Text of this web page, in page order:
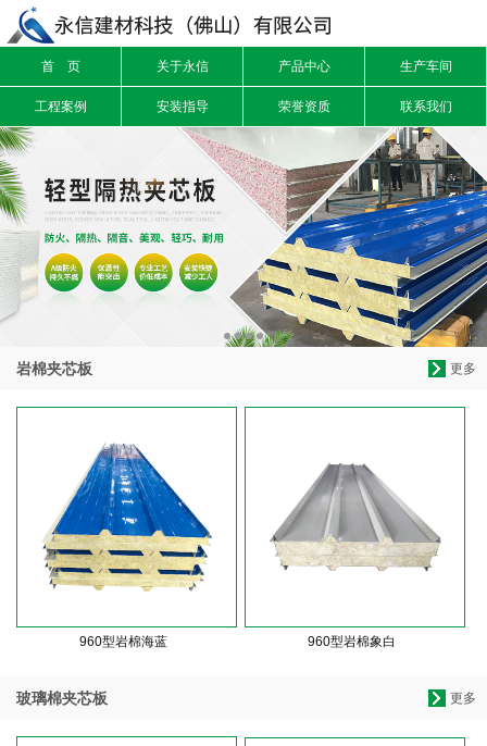
首 页 关于永信 产品中心 生产车间
工程案例 安装指导 荣誉资质 联系我们
更多
岩棉夹芯板
960型岩棉海蓝 960型岩棉象白
更多
玻璃棉夹芯板
信息搜索
搜索